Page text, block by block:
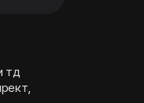
тд